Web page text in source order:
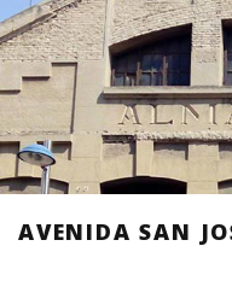
AVENIDA SAN